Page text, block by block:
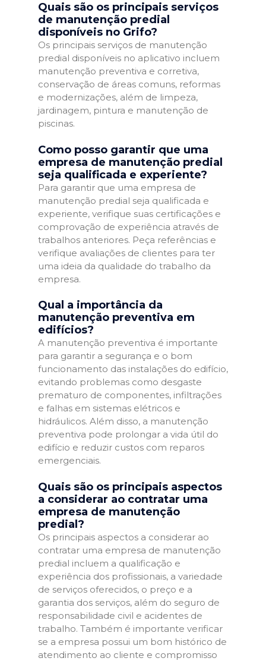
Quais são os principais serviços
de manutenção predial
disponíveis no Grifo?
Os principais serviços de manutenção
predial disponíveis no aplicativo incluem
manutenção preventiva e corretiva,
conservação de áreas comuns, reformas
e modernizações, além de limpeza,
jardinagem, pintura e manutenção de
piscinas.
Como posso garantir que uma
empresa de manutenção predial
seja qualificada e experiente?
Para garantir que uma empresa de
manutenção predial seja qualificada e
experiente, verifique suas certificações e
comprovação de experiência através de
trabalhos anteriores. Peça referências e
verifique avaliações de clientes para ter
uma ideia da qualidade do trabalho da
empresa.
Qual a importância da
manutenção preventiva em
edifícios?
A manutenção preventiva é importante
para garantir a segurança e o bom
funcionamento das instalações do edifício,
evitando problemas como desgaste
prematuro de componentes, infiltrações
e falhas em sistemas elétricos e
hidráulicos. Além disso, a manutenção
preventiva pode prolongar a vida útil do
edifício e reduzir custos com reparos
emergenciais.
Quais são os principais aspectos
a considerar ao contratar uma
empresa de manutenção
predial?
Os principais aspectos a considerar ao
contratar uma empresa de manutenção
predial incluem a qualificação e
experiência dos profissionais, a variedade
de serviços oferecidos, o preço e a
garantia dos serviços, além do seguro de
responsabilidade civil e acidentes de
trabalho. Também é importante verificar
se a empresa possui um bom histórico de
atendimento ao cliente e compromisso